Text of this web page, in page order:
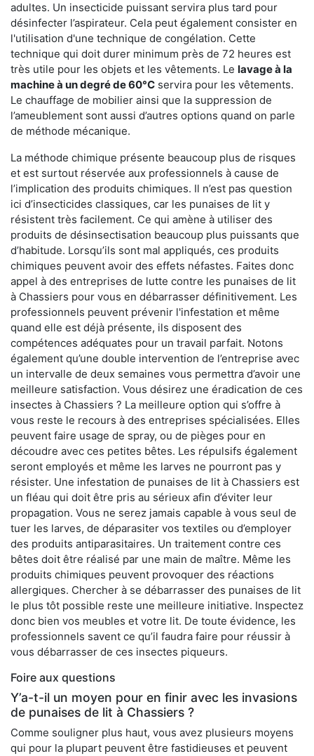
adultes. Un insecticide puissant servira plus tard pour
désinfecter l’aspirateur. Cela peut également consister en
l'utilisation d'une technique de congélation. Cette
technique qui doit durer minimum près de 72 heures est
très utile pour les objets et les vêtements. Le lavage à la
machine à un degré de 60°C servira pour les vêtements.
Le chauffage de mobilier ainsi que la suppression de
l’ameublement sont aussi d’autres options quand on parle
de méthode mécanique.
La méthode chimique présente beaucoup plus de risques
et est surtout réservée aux professionnels à cause de
l’implication des produits chimiques. Il n’est pas question
ici d’insecticides classiques, car les punaises de lit y
résistent très facilement. Ce qui amène à utiliser des
produits de désinsectisation beaucoup plus puissants que
d’habitude. Lorsqu’ils sont mal appliqués, ces produits
chimiques peuvent avoir des effets néfastes. Faites donc
appel à des entreprises de lutte contre les punaises de lit
à Chassiers pour vous en débarrasser définitivement. Les
professionnels peuvent prévenir l'infestation et même
quand elle est déjà présente, ils disposent des
compétences adéquates pour un travail parfait. Notons
également qu’une double intervention de l’entreprise avec
un intervalle de deux semaines vous permettra d’avoir une
meilleure satisfaction. Vous désirez une éradication de ces
insectes à Chassiers ? La meilleure option qui s’offre à
vous reste le recours à des entreprises spécialisées. Elles
peuvent faire usage de spray, ou de pièges pour en
découdre avec ces petites bêtes. Les répulsifs également
seront employés et même les larves ne pourront pas y
résister. Une infestation de punaises de lit à Chassiers est
un fléau qui doit être pris au sérieux afin d’éviter leur
propagation. Vous ne serez jamais capable à vous seul de
tuer les larves, de déparasiter vos textiles ou d’employer
des produits antiparasitaires. Un traitement contre ces
bêtes doit être réalisé par une main de maître. Même les
produits chimiques peuvent provoquer des réactions
allergiques. Chercher à se débarrasser des punaises de lit
le plus tôt possible reste une meilleure initiative. Inspectez
donc bien vos meubles et votre lit. De toute évidence, les
professionnels savent ce qu’il faudra faire pour réussir à
vous débarrasser de ces insectes piqueurs.
Foire aux questions
Y’a-t-il un moyen pour en finir avec les invasions
de punaises de lit à Chassiers ?
Comme souligner plus haut, vous avez plusieurs moyens
qui pour la plupart peuvent être fastidieuses et peuvent